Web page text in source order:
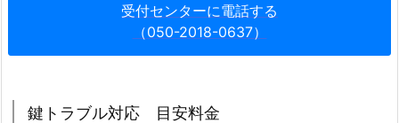
ピ
受付センターに電話する
（050-2018-0637）
鍵トラブル対応 目安料金